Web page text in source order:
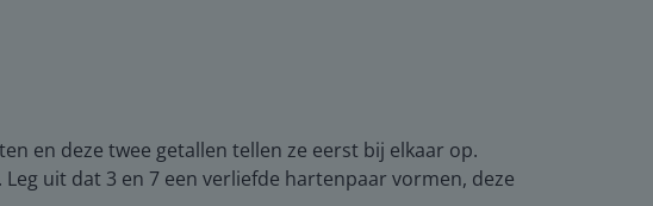
en deze twee getallen tellen ze eerst bij elkaar op.
uit dat 3 en 7 een verliefde hartenpaar vormen, deze